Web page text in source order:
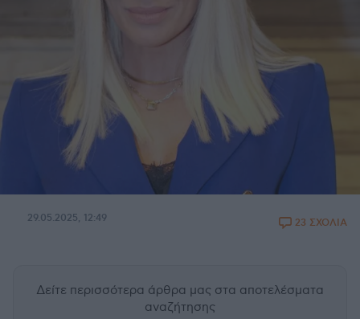
29.05.2025, 12:49 23 ΣΧΟΛΙΑ
Δείτε περισσότερα άρθρα μας στα αποτελέσματα
αναζήτησης